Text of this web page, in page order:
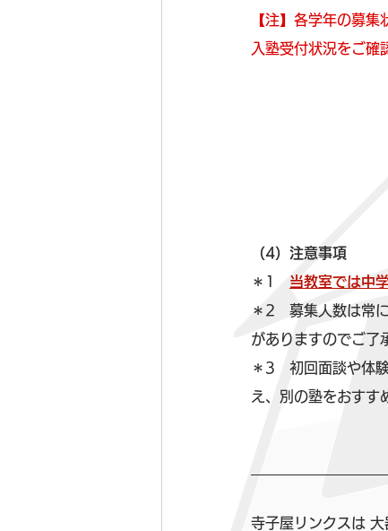
【注】各学年の募
入塾受付状況をご確
（4）注意事項
＊1 当教室では中
＊2　募集人数は常
がありますのでご了
＊3　初回面談や体
え、別の塾をおすす
寺子屋リンクスは